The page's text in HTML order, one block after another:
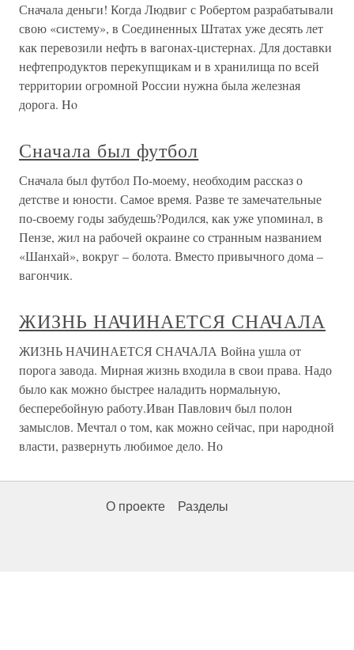
Сначала деньги! Когда Людвиг с Робертом разрабатывали
свою «систему», в Соединенных Штатах уже десять лет
как перевозили нефть в вагонах-цистернах. Для доставки
нефтепродуктов перекупщикам и в хранилища по всей
территории огромной России нужна была железная
дорога. Ho
Сначала был футбол
Сначала был футбол По-моему, необходим рассказ о
детстве и юности. Самое время. Разве те замечательные
по-своему годы забудешь?Родился, как уже упоминал, в
Пензе, жил на рабочей окраине со странным названием
«Шанхай», вокруг – болота. Вместо привычного дома –
вагончик.
ЖИЗНЬ НАЧИНАЕТСЯ СНАЧАЛА
ЖИЗНЬ НАЧИНАЕТСЯ СНАЧАЛА Война ушла от
порога завода. Мирная жизнь входила в свои права. Надо
было как можно быстрее наладить нормальную,
бесперебойную работу.Иван Павлович был полон
замыслов. Мечтал о том, как можно сейчас, при народной
власти, развернуть любимое дело. Но
О проекте Разделы